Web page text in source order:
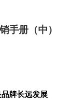
手册（中）
牌长远发展